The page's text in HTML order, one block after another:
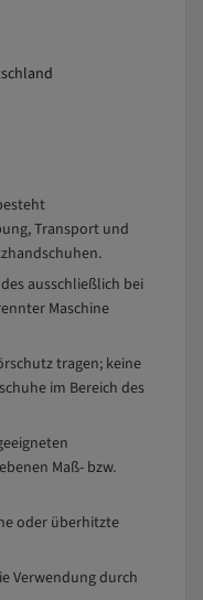
Transport und
ausschließlich bei
Maschine
tragen; keine
im Bereich des
Maß- bzw.
oder überhitzte
Verwendung durch